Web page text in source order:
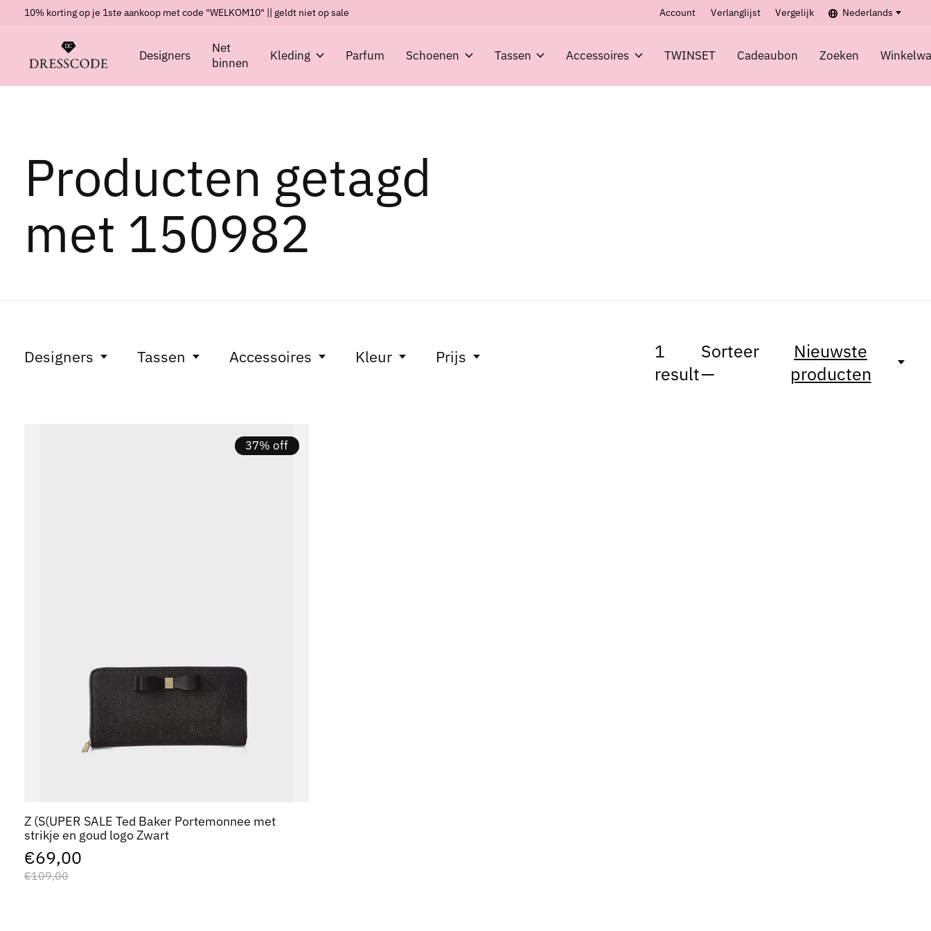
10% korting op je 1ste aankoop met code "WELKOM10" || geldt niet op sale Account Verlanglijst Vergelijk Nederlands
Designers
Net
binnen
Kleding Parfum Schoenen Tassen Accessoires TWINSET Cadeaubon Zoeken
Producten getagd
met 150982
Designers Tassen Accessoires Kleur Prijs
1
result
Sorteer
—
Nieuwste
producten
37% off
Z (S(UPER SALE Ted Baker Portemonnee met
strikje en goud logo Zwart
€69,00
€109,00